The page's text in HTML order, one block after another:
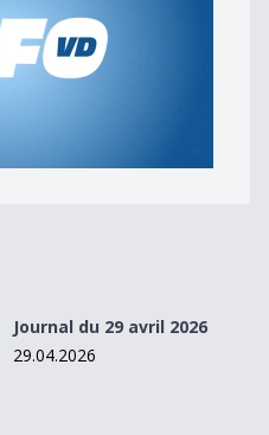
Journal du 29 avril 2026
29.04.2026